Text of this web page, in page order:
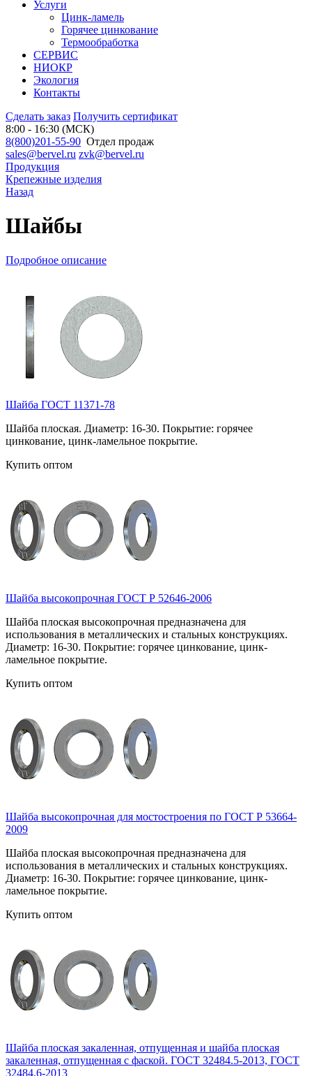
Услуги
Цинк-ламель
Горячее цинкование
Термообработка
СЕРВИС
НИОКР
Экология
Контакты
Сделать заказ Получить сертификат
8:00 - 16:30 (МСК)
8(800)201-55-90 Отдел продаж
sales@bervel.ru zvk@bervel.ru
Продукция
Крепежные изделия
Назад
Шайбы
Подробное описание
Шайба ГОСТ 11371-78
Шайба плоская. Диаметр: 16-30. Покрытие: горячее
цинкование, цинк-ламельное покрытие.
Купить оптом
Шайба высокопрочная ГОСТ Р 52646-2006
Шайба плоская высокопрочная предназначена для
использования в металлических и стальных конструкциях.
Диаметр: 16-30. Покрытие: горячее цинкование, цинк-
ламельное покрытие.
Купить оптом
Шайба высокопрочная для мостостроения по ГОСТ Р 53664-
2009
Шайба плоская высокопрочная предназначена для
использования в металлических и стальных конструкциях.
Диаметр: 16-30. Покрытие: горячее цинкование, цинк-
ламельное покрытие.
Купить оптом
Шайба плоская закаленная, отпущенная и шайба плоская
закаленная, отпущенная с фаской. ГОСТ 32484.5-2013, ГОСТ
32484.6-2013